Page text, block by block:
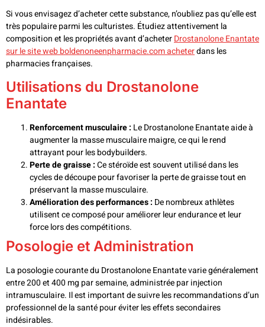
Si vous envisagez d’acheter cette substance, n’oubliez pas qu’elle est
très populaire parmi les culturistes. Étudiez attentivement la
composition et les propriétés avant d’acheterDrostanolone Enantate
sur le site web boldenoneenpharmacie.com acheterdans les
pharmacies françaises.
Utilisations du Drostanolone
Enantate
Renforcement musculaire : Le Drostanolone Enantate aide à
augmenter la masse musculaire maigre, ce qui le rend
attrayant pour les bodybuilders.
Perte de graisse :Ce stéroïde est souvent utilisé dans les
cycles de découpe pour favoriser la perte de graisse tout en
préservant la masse musculaire.
Amélioration des performances : De nombreux athlètes
utilisent ce composé pour améliorer leur endurance et leur
force lors des compétitions.
Posologie et Administration
La posologie courante du Drostanolone Enantate varie généralement
entre 200 et 400 mg par semaine, administrée par injection
intramusculaire. Il est important de suivre les recommandations d’un
professionnel de la santé pour éviter les effets secondaires
indésirables.